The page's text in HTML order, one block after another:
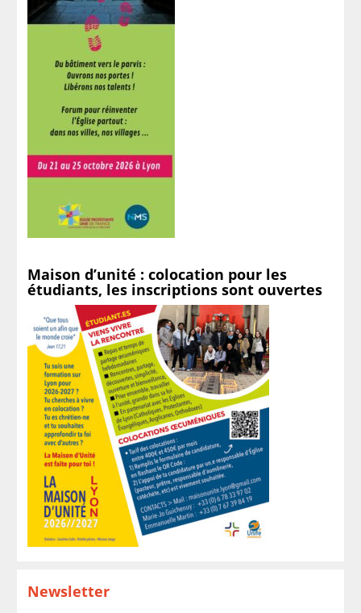
Maison d’unité : colocation pour les
étudiants, les inscriptions sont ouvertes
Newsletter